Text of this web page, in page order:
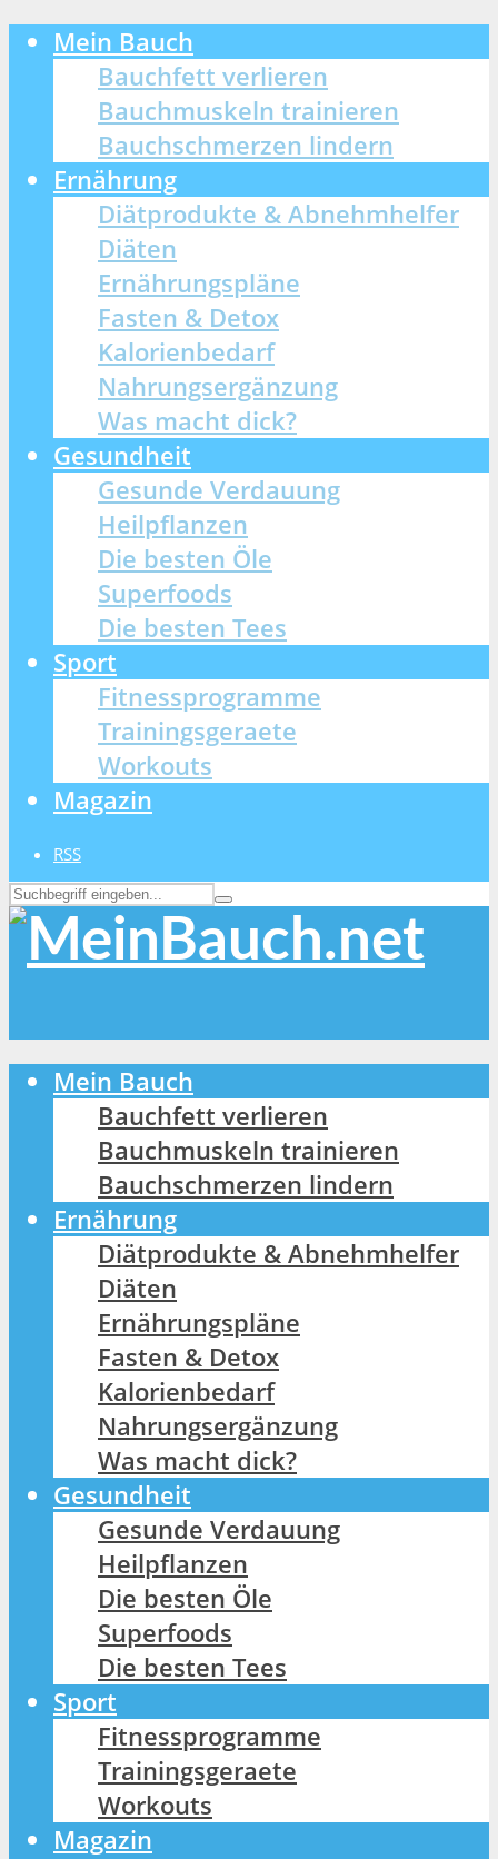
Mein Bauch
Bauchfett verlieren
Bauchmuskeln trainieren
Bauchschmerzen lindern
Ernährung
Diätprodukte & Abnehmhelfer
Diäten
Ernährungspläne
Fasten & Detox
Kalorienbedarf
Nahrungsergänzung
Was macht dick?
Gesundheit
Gesunde Verdauung
Heilpflanzen
Die besten Öle
Superfoods
Die besten Tees
Sport
Fitnessprogramme
Trainingsgeraete
Workouts
Magazin
RSS
Mein Bauch
Bauchfett verlieren
Bauchmuskeln trainieren
Bauchschmerzen lindern
Ernährung
Diätprodukte & Abnehmhelfer
Diäten
Ernährungspläne
Fasten & Detox
Kalorienbedarf
Nahrungsergänzung
Was macht dick?
Gesundheit
Gesunde Verdauung
Heilpflanzen
Die besten Öle
Superfoods
Die besten Tees
Sport
Fitnessprogramme
Trainingsgeraete
Workouts
Magazin